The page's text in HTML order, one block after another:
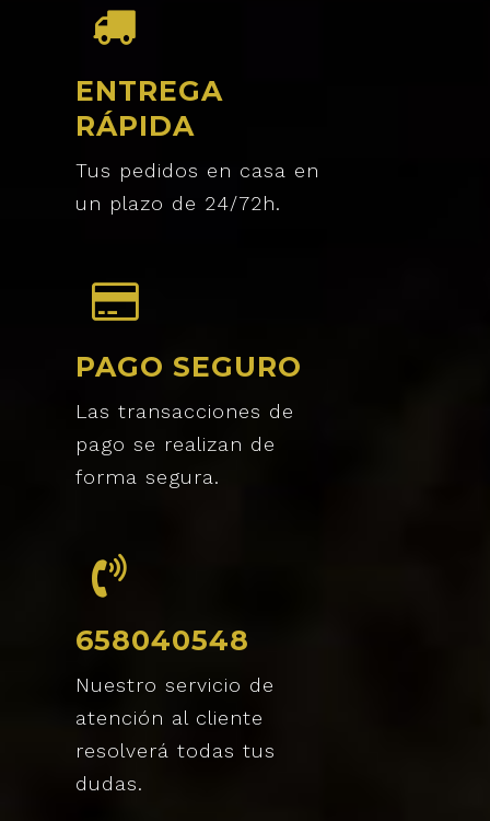
ENTREGA
RÁPIDA
Tus pedidos en casa en
un plazo de 24/72h.
PAGO SEGURO
Las transacciones de
pago se realizan de
forma segura.
658040548
Nuestro servicio de
atención al cliente
resolverá todas tus
dudas.